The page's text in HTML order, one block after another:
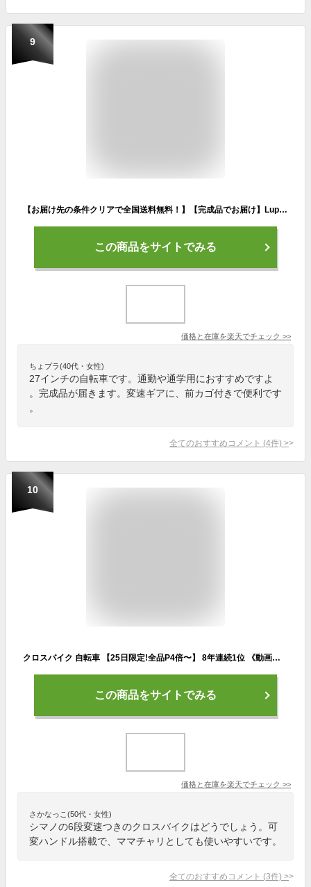
9
【お届け先の条件クリアで全国送料無料！】【完成品でお届け】Lupinus(ルピナス)LP-276TD-K27インチシティサイクル ダイナモライト シマノ製6段変速 自転車
この商品をサイトでみる
価格と在庫を楽天でチェック >>
ちょプラ(40代・女性)
27インチの自転車です。通勤や通学用におすすめですよ
。完成品が届きます。変速ギアに、前カゴ付きで便利です
。
全てのおすすめコメント (4件) >
10
クロスバイク 自転車 【25日限定!全品P4倍〜】 8年連続1位 《動画あり》 シマノ 6段変速 26インチ 自転車 700C 自転車 カゴ キャリアをつけて 子供乗せ シティサイクル ママチャリ 自転車本体 通勤 通学 ☆ プレゼント ギフト こどもの日 母の日 新生活 防災
この商品をサイトでみる
価格と在庫を楽天でチェック >>
さかなっこ(50代・女性)
シマノの6段変速つきのクロスバイクはどうでしょう。可
変ハンドル搭載で、ママチャリとしても使いやすいです。
全てのおすすめコメント (3件) >